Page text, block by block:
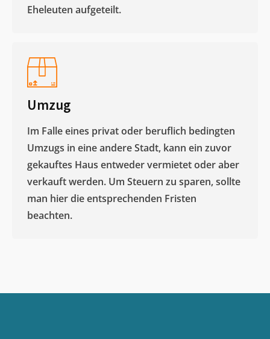
Eheleuten aufgeteilt.​
Umzug
Im Falle eines privat oder beruflich bedingten
Umzugs in eine andere Stadt, kann ein zuvor
gekauftes Haus entweder vermietet oder aber
verkauft werden. Um Steuern zu sparen, sollte
man hier die entsprechenden Fristen
beachten.